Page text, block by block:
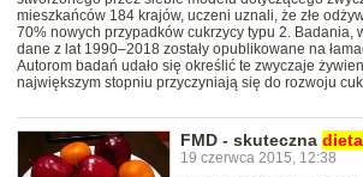
mieszkańców 184 krajów, uczeni uznali, że złe
70% nowych przypadków cukrzycy typu 2. Badania,
dane z lat 1990–2018 zostały opublikowane na
Autorom badań udało się określić te zwyczaje
największym stopniu przyczyniają się do rozwoju
FMD - skuteczna dieta
19 czerwca 2015, 12:38